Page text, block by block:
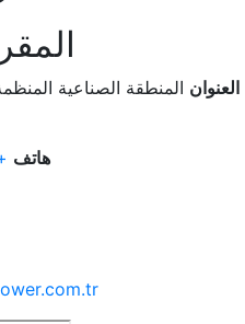
العنوان
هاتف - 641 32 32